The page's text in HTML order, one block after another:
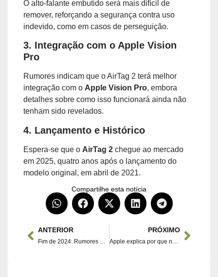
O alto-falante embutido será mais difícil de
remover, reforçando a segurança contra uso
indevido, como em casos de perseguição.
3. Integração com o Apple Vision
Pro
Rumores indicam que o AirTag 2 terá melhor
integração com o Apple Vision Pro, embora
detalhes sobre como isso funcionará ainda não
tenham sido revelados.
4. Lançamento e Histórico
Espera-se que o AirTag 2 chegue ao mercado
em 2025, quatro anos após o lançamento do
modelo original, em abril de 2021.
Compartilhe esta notícia
ANTERIOR
Fim de 2024: Rumores e Lançamentos da Apple
PRÓXIMO
Apple explica por que não planeja criar um mecanismo de busca.